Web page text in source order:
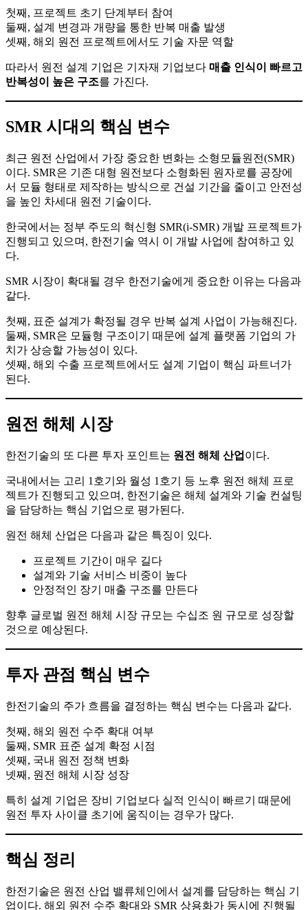
첫째, 프로젝트 초기 단계부터 참여
둘째, 설계 변경과 개량을 통한 반복 매출 발생
셋째, 해외 원전 프로젝트에서도 기술 자문 역할
따라서 원전 설계 기업은 기자재 기업보다 매출 인식이 빠르고
반복성이 높은 구조를 가진다.
SMR 시대의 핵심 변수
최근 원전 산업에서 가장 중요한 변화는 소형모듈원전(SMR)
이다. SMR은 기존 대형 원전보다 소형화된 원자로를 공장에
서 모듈 형태로 제작하는 방식으로 건설 기간을 줄이고 안전성
을 높인 차세대 원전 기술이다.
한국에서는 정부 주도의 혁신형 SMR(i-SMR) 개발 프로젝트가
진행되고 있으며, 한전기술 역시 이 개발 사업에 참여하고 있
다.
SMR 시장이 확대될 경우 한전기술에게 중요한 이유는 다음과
같다.
첫째, 표준 설계가 확정될 경우 반복 설계 사업이 가능해진다.
둘째, SMR은 모듈형 구조이기 때문에 설계 플랫폼 기업의 가
치가 상승할 가능성이 있다.
셋째, 해외 수출 프로젝트에서도 설계 기업이 핵심 파트너가
된다.
원전 해체 시장
한전기술의 또 다른 투자 포인트는 원전 해체 산업 이다.
국내에서는 고리 1호기와 월성 1호기 등 노후 원전 해체 프로
젝트가 진행되고 있으며, 한전기술은 해체 설계와 기술 컨설팅
을 담당하는 핵심 기업으로 평가된다.
원전 해체 산업은 다음과 같은 특징이 있다.
프로젝트 기간이 매우 길다
설계와 기술 서비스 비중이 높다
안정적인 장기 매출 구조를 만든다
향후 글로벌 원전 해체 시장 규모는 수십조 원 규모로 성장할
것으로 예상된다.
투자 관점 핵심 변수
한전기술의 주가 흐름을 결정하는 핵심 변수는 다음과 같다.
첫째, 해외 원전 수주 확대 여부
둘째, SMR 표준 설계 확정 시점
셋째, 국내 원전 정책 변화
넷째, 원전 해체 시장 성장
특히 설계 기업은 장비 기업보다 실적 인식이 빠르기 때문에
원전 투자 사이클 초기에 움직이는 경우가 많다.
핵심 정리
한전기술은 원전 산업 밸류체인에서 설계를 담당하는 핵심 기
업이다. 해외 원전 수주 확대와 SMR 상용화가 동시에 진행될